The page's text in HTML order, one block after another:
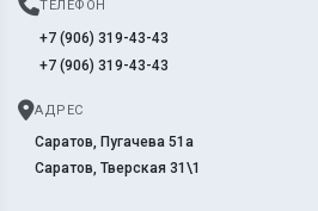
ТЕЛЕФОН
+7 (906) 319-43-43
+7 (906) 319-43-43
АДРЕС
Саратов, Пугачева 51а
Саратов, Тверская 31\1